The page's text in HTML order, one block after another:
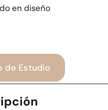
en diseño
de Estudio